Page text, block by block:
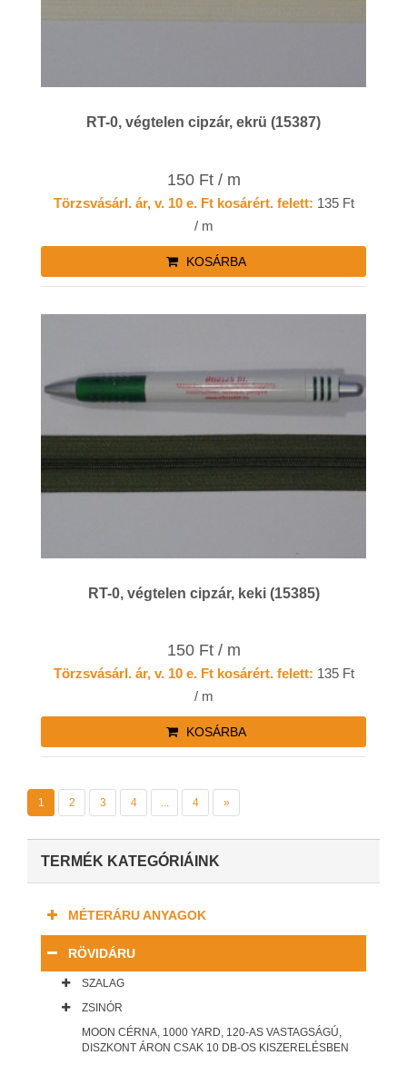
RT-0, végtelen cipzár, ekrü (15387)
150 Ft / m
Törzsvásárl. ár, v. 10 e. Ft kosárért. felett: 135 Ft
/ m
KOSÁRBA
RT-0, végtelen cipzár, keki (15385)
150 Ft / m
Törzsvásárl. ár, v. 10 e. Ft kosárért. felett: 135 Ft
/ m
KOSÁRBA
1 2 3 4 ... 4 »
TERMÉK KATEGÓRIÁINK
MÉTERÁRU ANYAGOK
RÖVIDÁRU
SZALAG
ZSINÓR
MOON CÉRNA, 1000 YARD, 120-AS VASTAGSÁGÚ,
DISZKONT ÁRON CSAK 10 DB-OS KISZERELÉSBEN